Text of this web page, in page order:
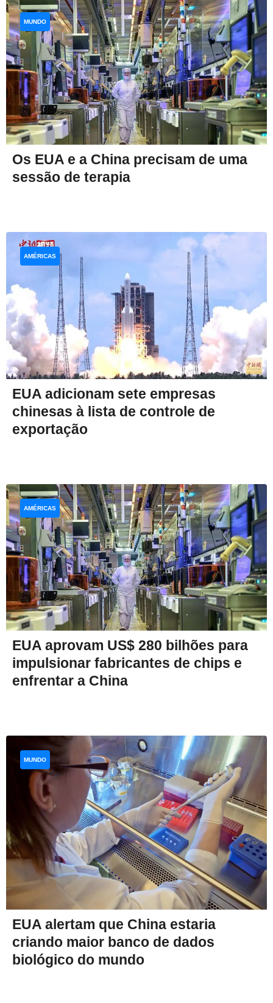
Os EUA e a China precisam de uma
sessão de terapia
MUNDO
EUA adicionam sete empresas
chinesas à lista de controle de
exportação
AMÉRICAS
EUA aprovam US$ 280 bilhões para
impulsionar fabricantes de chips e
enfrentar a China
AMÉRICAS
EUA alertam que China estaria
criando maior banco de dados
biológico do mundo
MUNDO